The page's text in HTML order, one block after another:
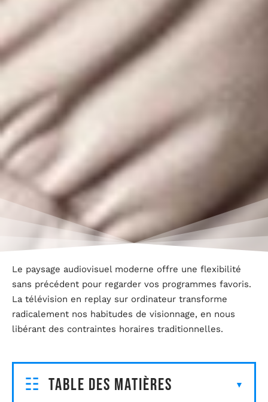
Le paysage audiovisuel moderne offre une flexibilité
sans précédent pour regarder vos programmes favoris.
La télévision en replay sur ordinateur transforme
radicalement nos habitudes de visionnage, en nous
libérant des contraintes horaires traditionnelles.
Table des matières